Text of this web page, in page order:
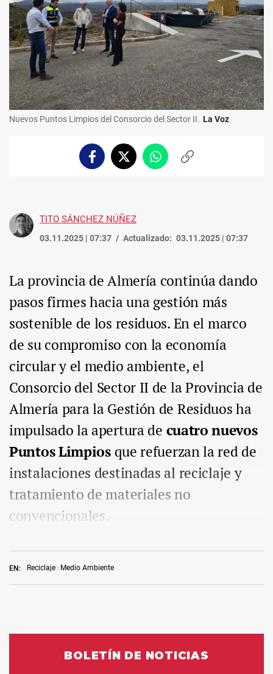
Nuevos Puntos Limpios del Consorcio del Sector II. La Voz
FacebookTwitterWhatsappCopiar
TITO SÁNCHEZ NÚÑEZ
03.11.2025 | 07:37 Actualizado: 03.11.2025 | 07:37
EN: Reciclaje Medio Ambiente
La provincia de Almería continúa dando
pasos firmes hacia una gestión más
sostenible de los residuos. En el marco
de su compromiso con la economía
circular y el medio ambiente, el
Consorcio del Sector II de la Provincia de
Almería para la Gestión de Residuos ha
impulsado la apertura de cuatro nuevos
Puntos Limpiosque refuerzan la red de
instalaciones destinadas al reciclaje y
tratamiento de materiales no
convencionales.